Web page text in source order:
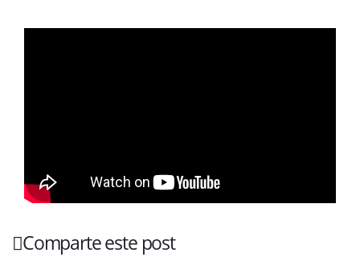
Comparte este post